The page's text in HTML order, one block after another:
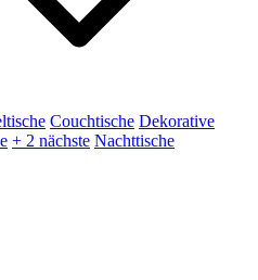
Couchtische Dekorative
+ 2 nächste Nachttische